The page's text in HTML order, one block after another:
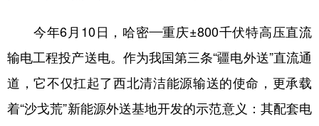
今年6月10日，哈密—重庆±800千伏特高压直流
输电工程投产送电。作为我国第三条“疆电外送”直流通
道，它不仅扛起了西北清洁能源输送的使命，更承载
着“沙戈荒”新能源外送基地开发的示范意义：其配套电